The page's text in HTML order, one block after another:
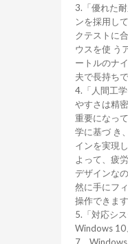
3.「優れた
ンを採用し
クテストに
ウスを使 う
ートルのナ
夫で長持ち
4.「人間工
やすさは精
重要になっ
学に基づ き
インを実現
よって、疲
デザインな
然に手にフ
操作できます
5.「対応シ
Windows